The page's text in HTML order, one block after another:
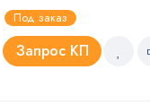
Под заказ
Запрос КП